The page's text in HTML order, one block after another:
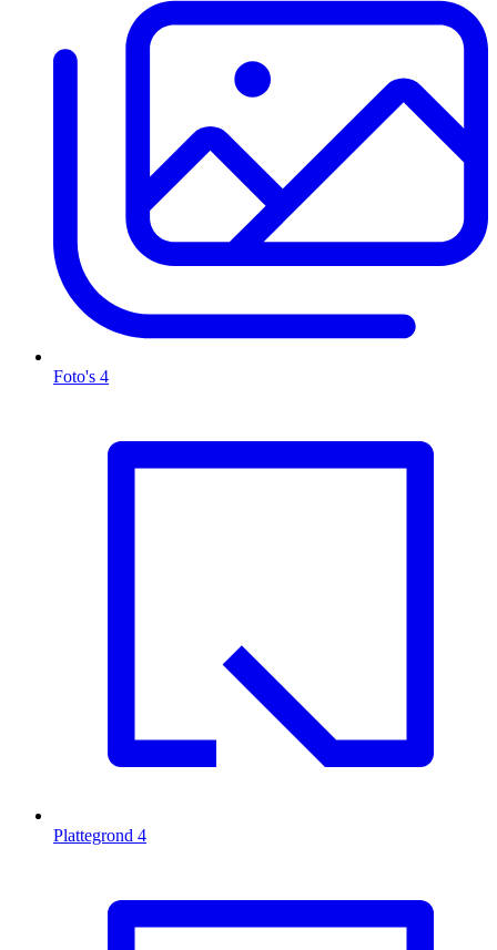
Foto's 4
Plattegrond 4